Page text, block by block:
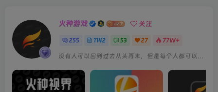
火种游戏 关注
255 1142 53 27 77W+